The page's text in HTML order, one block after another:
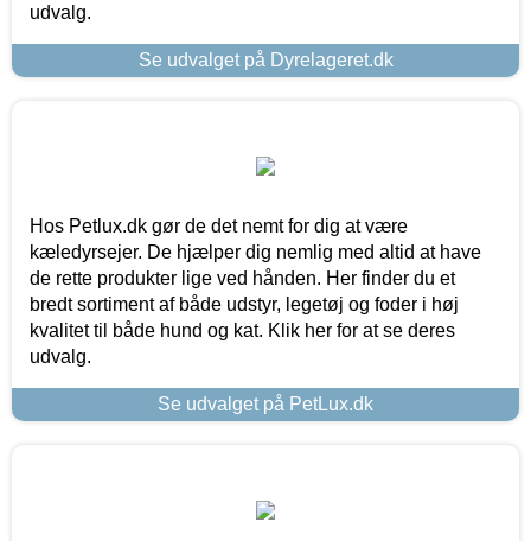
udvalg.
Se udvalget på Dyrelageret.dk
Hos Petlux.dk gør de det nemt for dig at være
kæledyrsejer. De hjælper dig nemlig med altid at have
de rette produkter lige ved hånden. Her finder du et
bredt sortiment af både udstyr, legetøj og foder i høj
kvalitet til både hund og kat. Klik her for at se deres
udvalg.
Se udvalget på PetLux.dk